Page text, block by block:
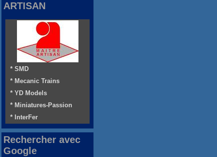
ARTISAN
* SMD
* Mecanic Trains
* YD Models
* Miniatures-Passion
* InterFer
Rechercher avec
Google